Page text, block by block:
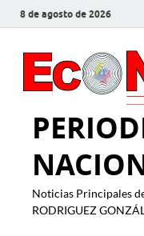
8 de agosto de 2026
Noticias Principales
RODRIGUEZ